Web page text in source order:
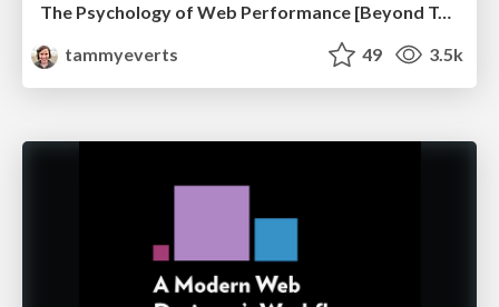
The Psychology of Web Performance [Beyond Tellerrand 2023]
tammyeverts
49 3.5k